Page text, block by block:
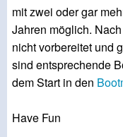
mit zwei oder gar
Jahren möglich.
nicht vorbereitet und
sind entsprechende
dem Start in den
Have Fun